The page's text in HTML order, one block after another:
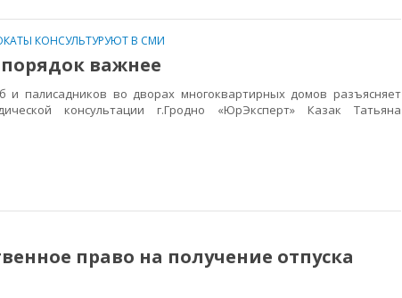
КОНСУЛЬТУРУЮТ В СМИ
важнее
палисадников во дворах многоквартирных домов разъясняет
консультации г.Гродно «ЮрЭксперт» Казак Татьяна
право на получение отпуска